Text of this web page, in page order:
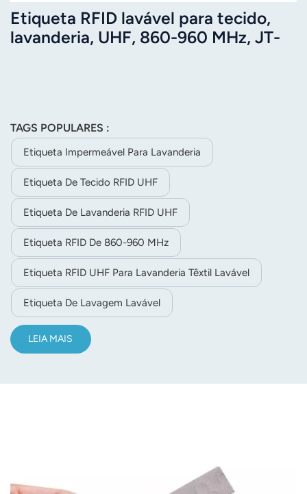
Etiqueta RFID lavável para tecido,
lavanderia, UHF, 860-960 MHz, JT-
TAGS POPULARES :
Etiqueta Impermeável Para Lavanderia
Etiqueta De Tecido RFID UHF
Etiqueta De Lavanderia RFID UHF
Etiqueta RFID De 860-960 MHz
Etiqueta RFID UHF Para Lavanderia Têxtil Lavável
Etiqueta De Lavagem Lavável
LEIA MAIS